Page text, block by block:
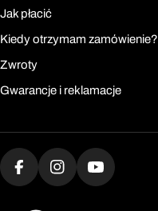
Jak płacić
Kiedy otrzymam zamówienie?
Zwroty
Gwarancje i reklamacje
FacebookInstagramYouTube